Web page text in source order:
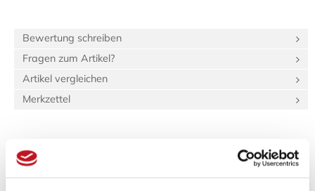
Bewertung schreiben
Fragen zum Artikel?
Artikel vergleichen
Merkzettel
Beschreibung